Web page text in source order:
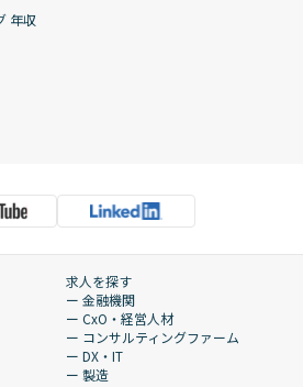
年収
求人を探す
ー 金融機関
ー CxO・経営人材
ー コンサルティングファーム
ー DX・IT
ー 製造